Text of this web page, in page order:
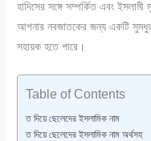
হাদিসের সঙ্গে সম্পর্কিত এবং
আপনার নবজাতকের জন্য একটি
সহায়ক হতে পারে।
Table of Contents
ত দিয়ে ছেলেদের ইসলামিক নাম
ত দিয়ে ছেলেদের ইসলামিক নাম অর্থসহ